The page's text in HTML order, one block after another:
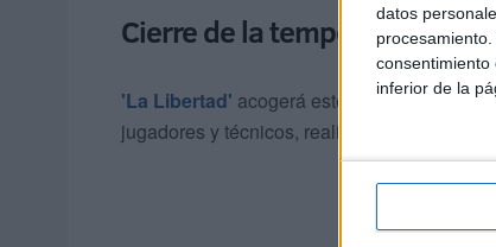
datos
consentimiento
inferior de la
Cierre de la temporada de la
'La Libertad' acogerá este acto que dará
jugadores y técnicos, realizarán un desfile